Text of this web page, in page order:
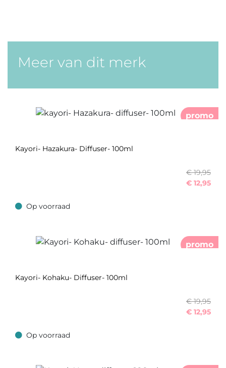
Meer van dit merk
promo
Kayori- Hazakura- Diffuser- 100ml
€ 19,95
€ 12,95
Op voorraad
Op voorraad
promo
Kayori- Kohaku- Diffuser- 100ml
€ 19,95
€ 12,95
Op voorraad
Op voorraad